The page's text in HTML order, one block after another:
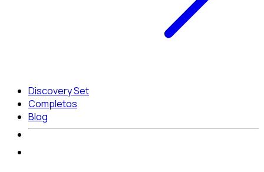
Discovery Set
Completos
Blog